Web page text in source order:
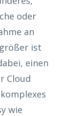
oder
an
ist
einen
Cloud
wie